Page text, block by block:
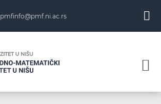
pmfinfo@pmf.ni.ac.rs